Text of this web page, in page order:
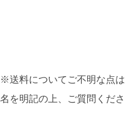
※送料についてご不明な点
名を明記の上、ご質問くださ